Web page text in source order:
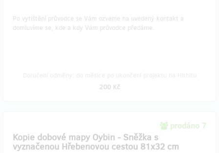
Po vytištění průvodce se Vám ozveme na uvedený kontakt a
domluvíme se, kde a kdy Vám průvodce předáme.
200 Kč
prodáno 7
Kopie dobové mapy Oybin - Sněžka s
vyznačenou Hřebenovou cestou 81x32 cm